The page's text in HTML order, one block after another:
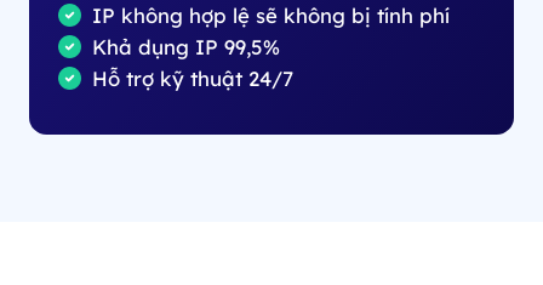
IP không hợp lệ sẽ không bị tính phí
Khả dụng IP 99,5%
Hỗ trợ kỹ thuật 24/7